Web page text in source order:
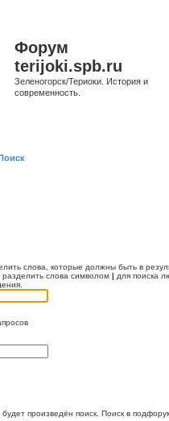
Форум
terijoki.spb.ru
Зеленогорск/Териоки. История и
современность.
слова, которые должны быть в
слова символом | для поиска
произведён поиск. Поиск в